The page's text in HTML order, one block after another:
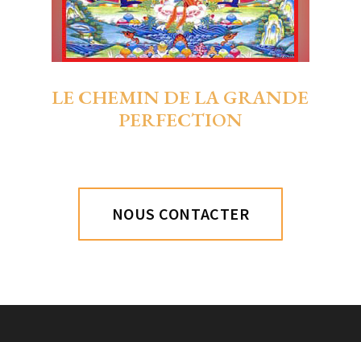
LE CHEMIN DE LA GRANDE
PERFECTION
NOUS CONTACTER